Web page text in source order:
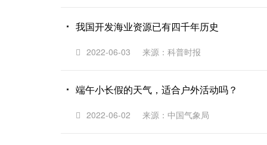
我国开发海业资源已有四千年历史
2022-06-03 来源：科普时报
端午小长假的天气，适合户外活动吗？
2022-06-02 来源：中国气象局